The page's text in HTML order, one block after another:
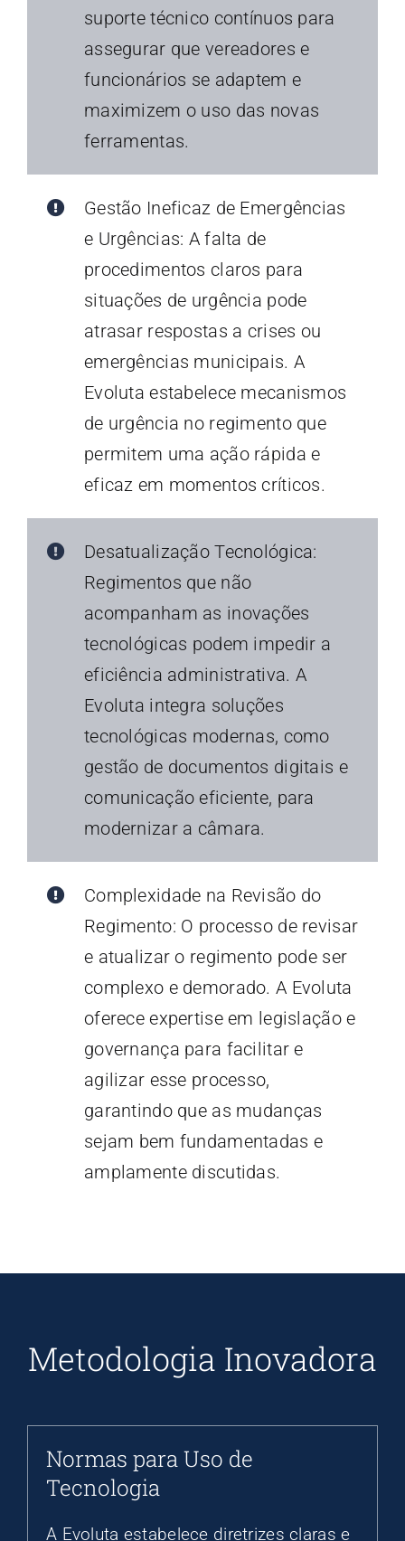
suporte técnico contínuos para
assegurar que vereadores e
funcionários se adaptem e
maximizem o uso das novas
ferramentas.
Gestão Ineficaz de Emergências
e Urgências: A falta de
procedimentos claros para
situações de urgência pode
atrasar respostas a crises ou
emergências municipais. A
Evoluta estabelece mecanismos
de urgência no regimento que
permitem uma ação rápida e
eficaz em momentos críticos.
Desatualização Tecnológica:
Regimentos que não
acompanham as inovações
tecnológicas podem impedir a
eficiência administrativa. A
Evoluta integra soluções
tecnológicas modernas, como
gestão de documentos digitais e
comunicação eficiente, para
modernizar a câmara.
Complexidade na Revisão do
Regimento: O processo de revisar
e atualizar o regimento pode ser
complexo e demorado. A Evoluta
oferece expertise em legislação e
governança para facilitar e
agilizar esse processo,
garantindo que as mudanças
sejam bem fundamentadas e
amplamente discutidas.
Metodologia Inovadora
Normas para Uso de
Tecnologia
A Evoluta estabelece diretrizes claras e